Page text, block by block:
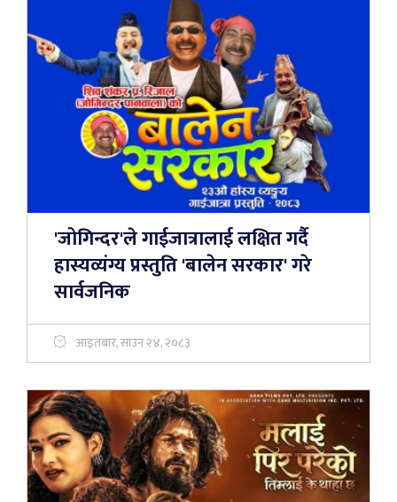
'जोगिन्दर'ले गाईजात्रालाई लक्षित गर्दै
हास्यव्यंग्य प्रस्तुति 'बालेन सरकार' गरे
सार्वजनिक
आइतबार, साउन २४, २०८३